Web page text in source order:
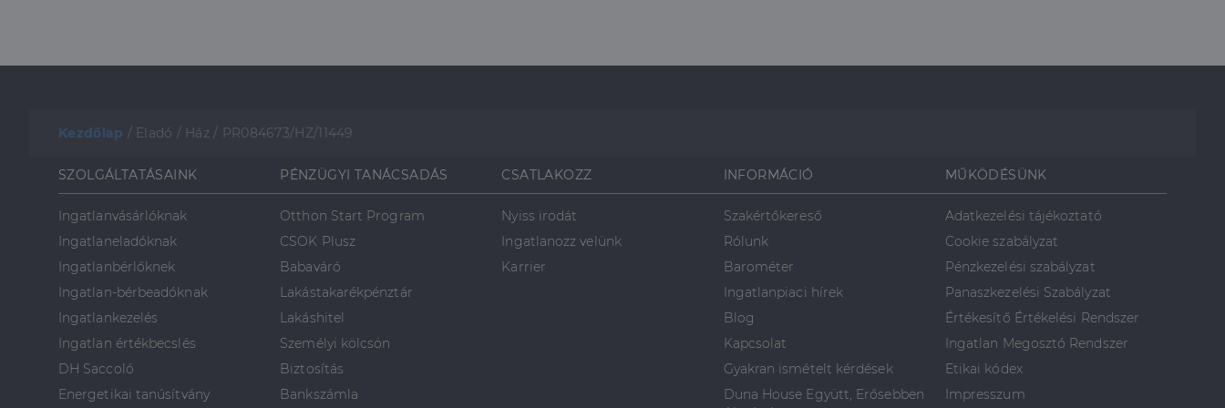
Kezdőlap / Eladó / Ház / PR084673/HZ/11449
SZOLGÁLTATÁSAINK
Ingatlanvásárlóknak
Ingatlaneladóknak
Ingatlanbérlőknek
Ingatlan-bérbeadóknak
Ingatlankezelés
Ingatlan értékbecslés
DH Saccoló
Energetikai tanúsítvány
PÉNZÜGYI TANÁCSADÁS
Otthon Start Program
CSOK Plusz
Babaváró
Lakástakarékpénztár
Lakáshitel
Személyi kölcsön
Biztosítás
Bankszámla
CSATLAKOZZ
Nyiss irodát
Ingatlanozz velünk
Karrier
INFORMÁCIÓ
Szakértőkereső
Rólunk
Barométer
Ingatlanpiaci hírek
Blog
Kapcsolat
Gyakran ismételt kérdések
Duna House Együtt, Erősebben
MŰKÖDÉSÜNK
Adatkezelési tájékoztató
Cookie szabályzat
Pénzkezelési szabályzat
Panaszkezelési Szabályzat
Értékesítő Értékelési Rendszer
Ingatlan Megosztó Rendszer
Etikai kódex
Impresszum